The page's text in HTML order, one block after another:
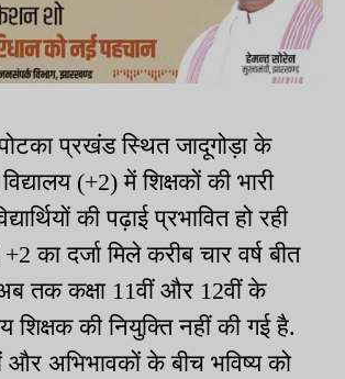
प्रखंड स्थित जादूगोड़ा के
(+2) में शिक्षकों की भारी
की पढ़ाई प्रभावित हो रही
का दर्जा मिले करीब चार वर्ष बीत
तक कक्षा 11वीं और 12वीं के
शिक्षक की नियुक्ति नहीं की गई है.
और अभिभावकों के बीच भविष्य को